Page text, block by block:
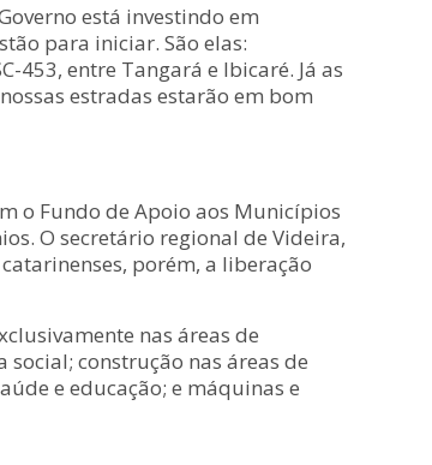
está investindo em
para iniciar. São elas:
453, entre Tangará e Ibicaré. Já as
estradas estarão em bom
o Fundo de Apoio aos Municípios
O secretário regional de Videira,
porém, a liberação
nas áreas de
construção nas áreas de
e educação; e máquinas e